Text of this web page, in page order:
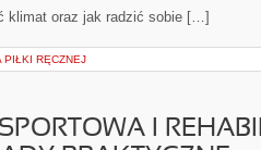
klimat oraz jak radzić sobie […]
PIŁKI RĘCZNEJ
I